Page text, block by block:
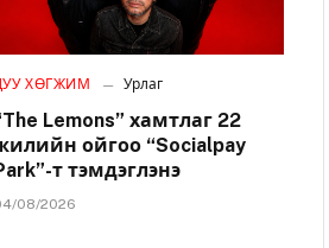
ХӨГЖИМ Урлаг
Lemons” хамтлаг 22
ойгоо “Socialpay
т тэмдэглэнэ
08/2026